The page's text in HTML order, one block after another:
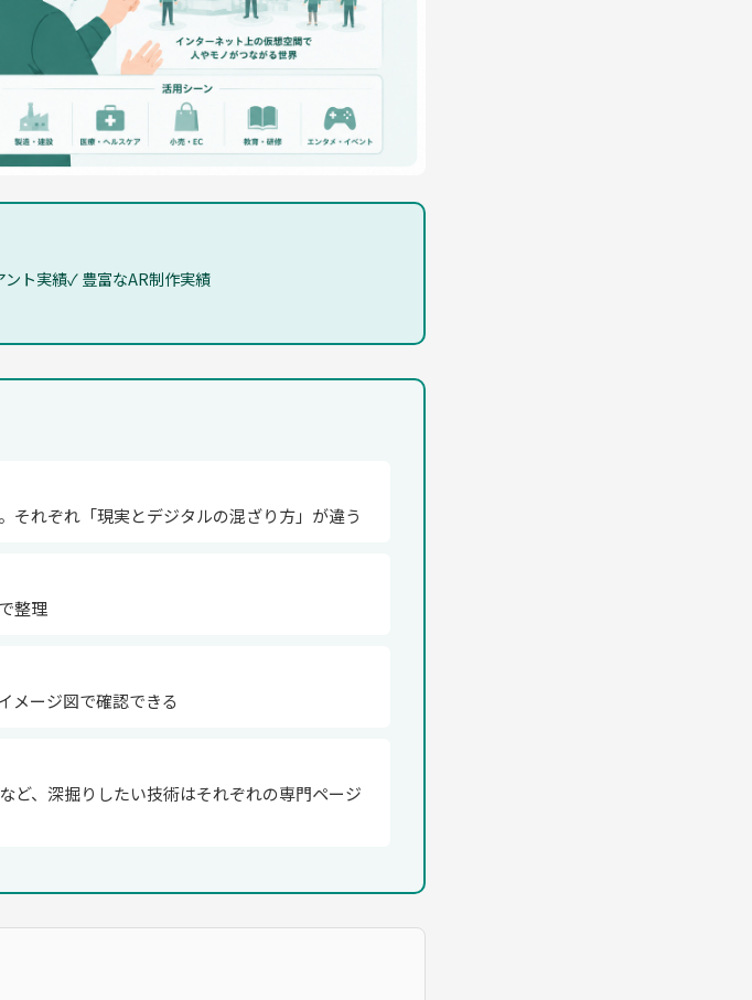
ント実績✓ 豊富なAR制作実績
それぞれ「現実とデジタルの混ざり方」が違う
整理
メージ図で確認できる
ど、深掘りしたい技術はそれぞれの専門ページ